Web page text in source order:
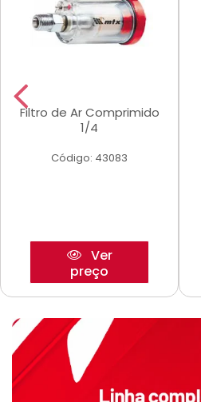
Filtro de Ar Comprimido
1/4
Código: 43083
Ver
preço